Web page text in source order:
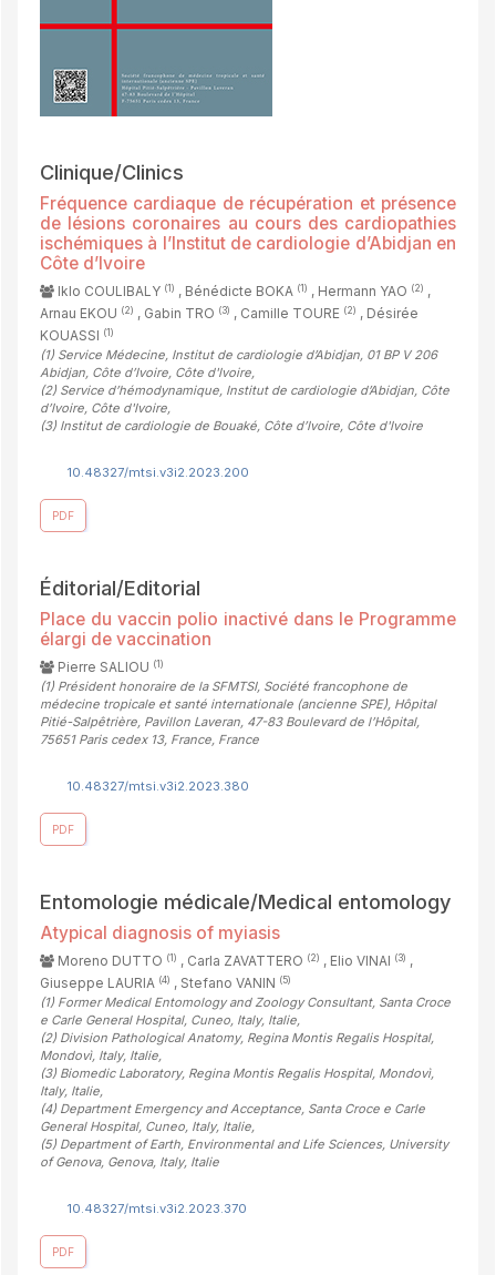
Clinique/Clinics
Fréquence cardiaque de récupération et présence
de lésions coronaires au cours des cardiopathies
ischémiques à l’Institut de cardiologie d’Abidjan en
Côte d’Ivoire
Iklo COULIBALY (1) , Bénédicte BOKA (1) , Hermann YAO (2) ,
Arnau EKOU (2) , Gabin TRO (3) , Camille TOURE (2) , Désirée
KOUASSI (1)
(1) Service Médecine, Institut de cardiologie d’Abidjan, 01 BP V 206
Abidjan, Côte d’Ivoire, Côte d'Ivoire,
(2) Service d’hémodynamique, Institut de cardiologie d’Abidjan, Côte
d’Ivoire, Côte d'Ivoire,
(3) Institut de cardiologie de Bouaké, Côte d’Ivoire, Côte d'Ivoire
10.48327/mtsi.v3i2.2023.200
PDF
Éditorial/Editorial
Place du vaccin polio inactivé dans le Programme
élargi de vaccination
Pierre SALIOU (1)
(1) Président honoraire de la SFMTSI, Société francophone de
médecine tropicale et santé internationale (ancienne SPE), Hôpital
Pitié-Salpêtrière, Pavillon Laveran, 47-83 Boulevard de l’Hôpital,
75651 Paris cedex 13, France, France
10.48327/mtsi.v3i2.2023.380
PDF
Entomologie médicale/Medical entomology
Atypical diagnosis of myiasis
Moreno DUTTO (1) , Carla ZAVATTERO (2) , Elio VINAI (3) ,
Giuseppe LAURIA (4) , Stefano VANIN (5)
(1) Former Medical Entomology and Zoology Consultant, Santa Croce
e Carle General Hospital, Cuneo, Italy, Italie,
(2) Division Pathological Anatomy, Regina Montis Regalis Hospital,
Mondovì, Italy, Italie,
(3) Biomedic Laboratory, Regina Montis Regalis Hospital, Mondovì,
Italy, Italie,
(4) Department Emergency and Acceptance, Santa Croce e Carle
General Hospital, Cuneo, Italy, Italie,
(5) Department of Earth, Environmental and Life Sciences, University
of Genova, Genova, Italy, Italie
10.48327/mtsi.v3i2.2023.370
PDF